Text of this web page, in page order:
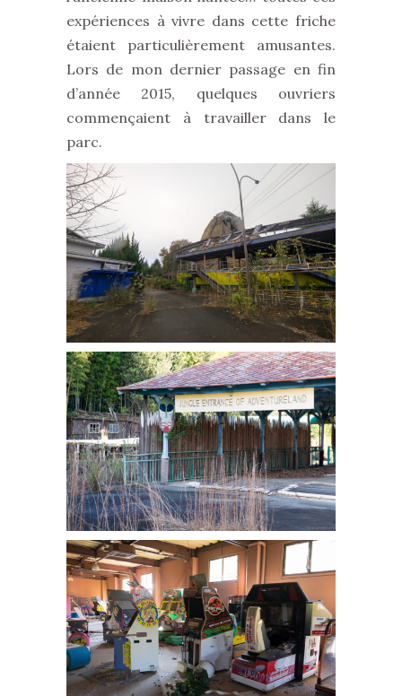
expériences à vivre dans cette friche
étaient particulièrement amusantes.
Lors de mon dernier passage en fin
d’année 2015, quelques ouvriers
commençaient à travailler dans le
parc.